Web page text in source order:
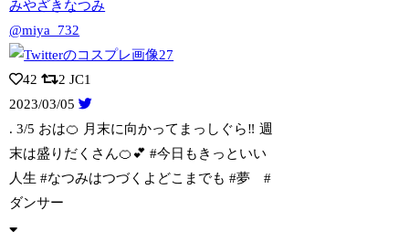
みやざきなつみ
@miya_732
42 2 JC1
2023/03/05
. 3/5 おは🍊 月末に向かってまっしぐら‼️ 週
末は盛りだくさん🍊💕#今日もきっといい
人生 #なつみはつづくよどこまでも #夢 #
ダンサー